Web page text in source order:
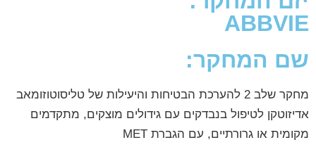
ABBVIE
שם המחקר:
מחקר שלב 2 להערכת הבטיחות והיעילות של טליסוטוזומאב
אדיזוטקן לטיפול בנבדקים עם גידולים מוצקים, מתקדמים
מקומית או גרורתיים, עם הגברת MET